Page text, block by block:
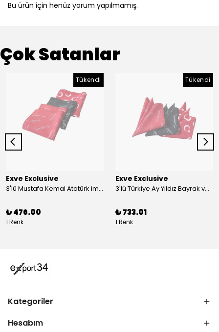
Bu ürün için henüz yorum yapılmamış.
Çok Satanlar
Tükendi
Exve Exclusive
3'lü Mustafa Kemal Atatürk imzalı ve Türkiye Ay Yıldız Bayraklı Kadın Fular Seti
₺ 476.00
1 Renk
Tükendi
Exve Exclusive
3'lü Türkiye Ay Yıldız Bayrak ve Mustafa Kemal Atatürk imzalı Kırmızı Siyah Yaka Mendili Seti
₺ 733.01
1 Renk
Kategoriler
Hesabım